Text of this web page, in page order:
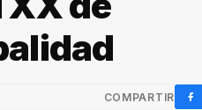
COMPARTIR